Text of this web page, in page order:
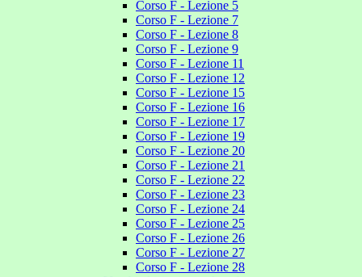
Corso F - Lezione 5
Corso F - Lezione 7
Corso F - Lezione 8
Corso F - Lezione 9
Corso F - Lezione 11
Corso F - Lezione 12
Corso F - Lezione 15
Corso F - Lezione 16
Corso F - Lezione 17
Corso F - Lezione 19
Corso F - Lezione 20
Corso F - Lezione 21
Corso F - Lezione 22
Corso F - Lezione 23
Corso F - Lezione 24
Corso F - Lezione 25
Corso F - Lezione 26
Corso F - Lezione 27
Corso F - Lezione 28